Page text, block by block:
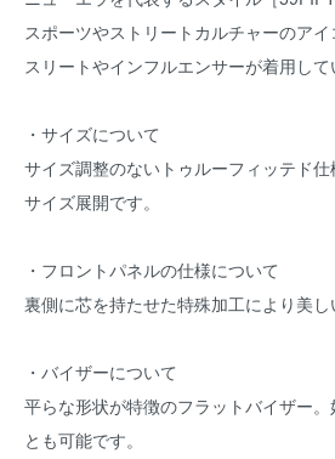
スポーツやストリートカルチャーのア
スリートやインフルエンサーが着用して
・サイズについて
サイズ調整のないトゥルーフィッテド
サイズ展開です。
・フロントパネルの仕様について
裏側に芯を持たせた特殊加工により美し
・バイザーについて
平らな形状が特徴のフラットバイザー
とも可能です。